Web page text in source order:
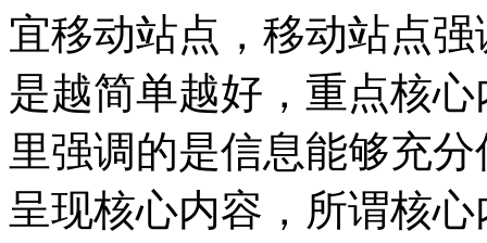
宜移动站点，移动站点
是越简单越好，重点核
里强调的是信息能够充
呈现核心内容，所谓核